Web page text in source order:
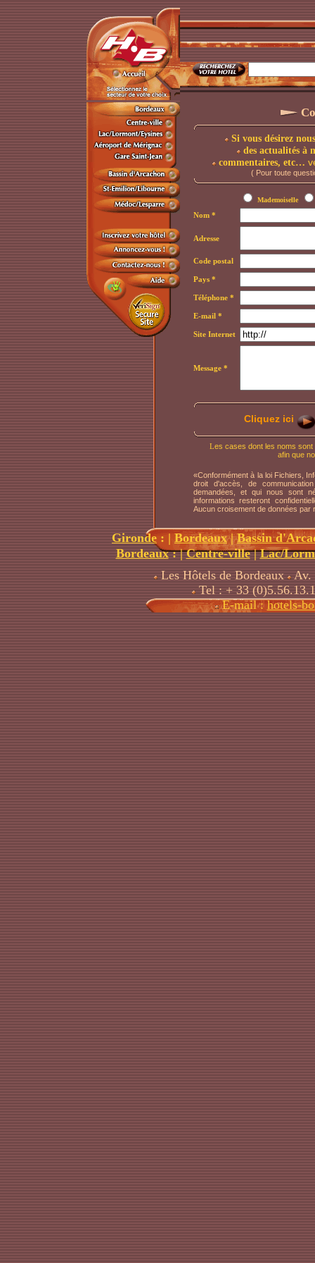
Si vous désirez
des actualités à
commentaires, etc…
( Pour toute
Mademoiselle
Nom *
Adresse
Code postal
Pays *
Téléphone *
E-mail *
Site Internet
Message *
Cliquez ici
Les cases dont les noms sont
afin que
«Conformément à la loi Fichiers,
droit d'accès, de
demandées, et qui nous sont
informations resteront
Aucun croisement de données par
Gironde : | Bordeaux|Bassin
Bordeaux: |Centre-ville|Lac/
Les Hôtels de Bordeaux Av.
Tel : + 33
E-mail :hotels-